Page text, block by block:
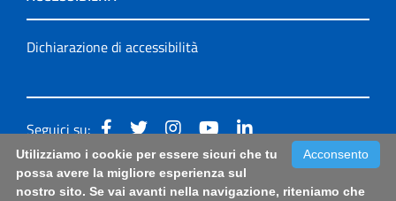
Dichiarazione di accessibilità
Seguici su:
Accessibilità: form di segnalazione di prima istanza per
questa pagina|Note Legali | Sitemap
Acconsento
Utilizziamo i cookie per essere sicuri che tu
possa avere la migliore esperienza sul
nostro sito. Se vai avanti nella navigazione, riteniamo che